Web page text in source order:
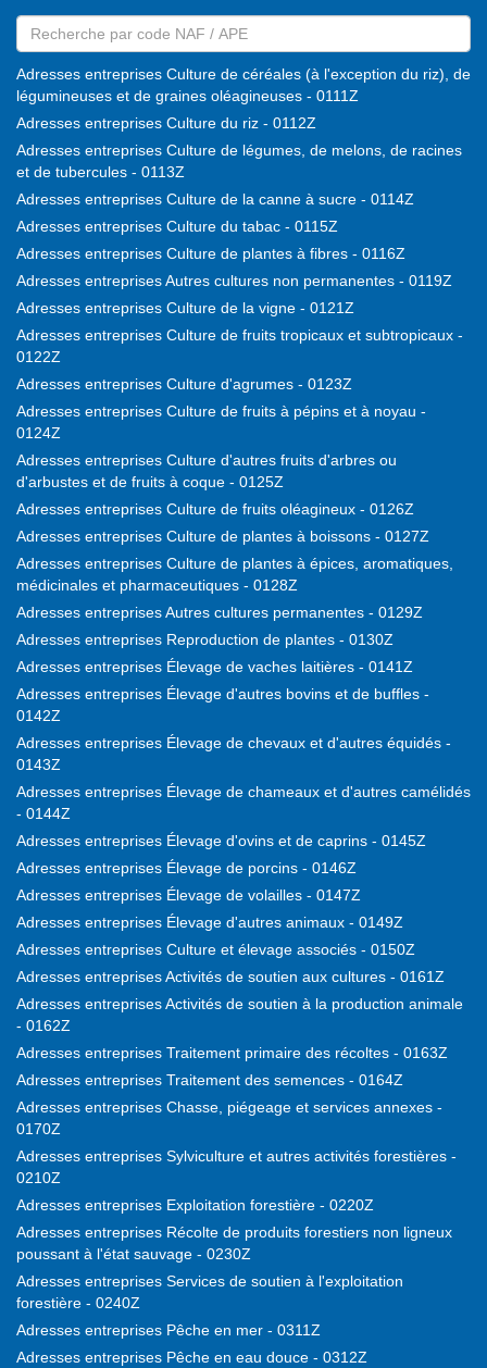
Adresses entreprises Culture de céréales (à l'exception du riz), de
légumineuses et de graines oléagineuses - 0111Z
Adresses entreprises Culture du riz - 0112Z
Adresses entreprises Culture de légumes, de melons, de racines
et de tubercules - 0113Z
Adresses entreprises Culture de la canne à sucre - 0114Z
Adresses entreprises Culture du tabac - 0115Z
Adresses entreprises Culture de plantes à fibres - 0116Z
Adresses entreprises Autres cultures non permanentes - 0119Z
Adresses entreprises Culture de la vigne - 0121Z
Adresses entreprises Culture de fruits tropicaux et subtropicaux -
0122Z
Adresses entreprises Culture d'agrumes - 0123Z
Adresses entreprises Culture de fruits à pépins et à noyau -
0124Z
Adresses entreprises Culture d'autres fruits d'arbres ou
d'arbustes et de fruits à coque - 0125Z
Adresses entreprises Culture de fruits oléagineux - 0126Z
Adresses entreprises Culture de plantes à boissons - 0127Z
Adresses entreprises Culture de plantes à épices, aromatiques,
médicinales et pharmaceutiques - 0128Z
Adresses entreprises Autres cultures permanentes - 0129Z
Adresses entreprises Reproduction de plantes - 0130Z
Adresses entreprises Élevage de vaches laitières - 0141Z
Adresses entreprises Élevage d'autres bovins et de buffles -
0142Z
Adresses entreprises Élevage de chevaux et d'autres équidés -
0143Z
Adresses entreprises Élevage de chameaux et d'autres camélidés
- 0144Z
Adresses entreprises Élevage d'ovins et de caprins - 0145Z
Adresses entreprises Élevage de porcins - 0146Z
Adresses entreprises Élevage de volailles - 0147Z
Adresses entreprises Élevage d'autres animaux - 0149Z
Adresses entreprises Culture et élevage associés - 0150Z
Adresses entreprises Activités de soutien aux cultures - 0161Z
Adresses entreprises Activités de soutien à la production animale
- 0162Z
Adresses entreprises Traitement primaire des récoltes - 0163Z
Adresses entreprises Traitement des semences - 0164Z
Adresses entreprises Chasse, piégeage et services annexes -
0170Z
Adresses entreprises Sylviculture et autres activités forestières -
0210Z
Adresses entreprises Exploitation forestière - 0220Z
Adresses entreprises Récolte de produits forestiers non ligneux
poussant à l'état sauvage - 0230Z
Adresses entreprises Services de soutien à l'exploitation
forestière - 0240Z
Adresses entreprises Pêche en mer - 0311Z
Adresses entreprises Pêche en eau douce - 0312Z